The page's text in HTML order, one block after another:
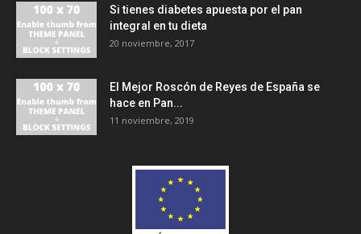
Si tienes diabetes apuesta por el pan
integral en tu dieta
20 noviembre, 2017
El Mejor Roscón de Reyes de España se
hace en Pan...
11 noviembre, 2019